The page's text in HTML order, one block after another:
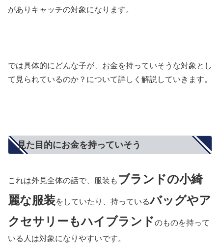
がありキャッチの対象になります。
では具体的にどんな子が、お金を持っていそうな対象とし
て見られているのか？について詳しく解説していきます。
見た目的にお金を持っていそう
これは外見全体の話で、服装も ブランドの小綺
麗な服装をしていたり、持っているバッグやア
クセサリーもハイブランドのものを持って
いる人は対象になりやすいです。